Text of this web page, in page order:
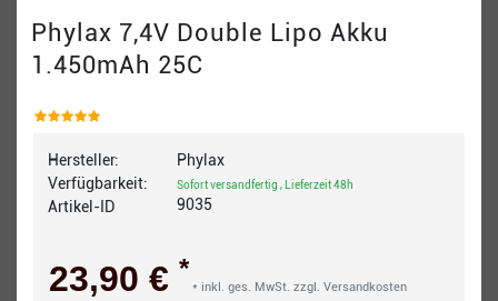
Phylax 7,4V Double Lipo Akku
1.450mAh 25C
Hersteller:
Verfügbarkeit:
Artikel-ID
Phylax
Sofort versandfertig , Lieferzeit 48h
9035
23,90 € *
* inkl. ges. MwSt. zzgl. Versandkosten